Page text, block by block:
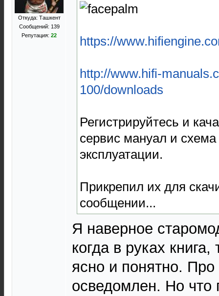
Откуда: Ташкент
Сообщений: 139
Репутация: 22 https://
http://www.hifi-
100/downloads
Регистрируйтесь и
сервис мануал и схема
эксплуатации.
Прикрепил их для
сообщении...
Я наверное
когда в руках
ясно и понятно. Про
осведомлен. Но